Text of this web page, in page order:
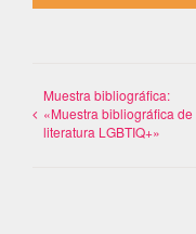
Muestra bibliográfica:
«Muestra bibliográfica de
literatura LGBTIQ+»